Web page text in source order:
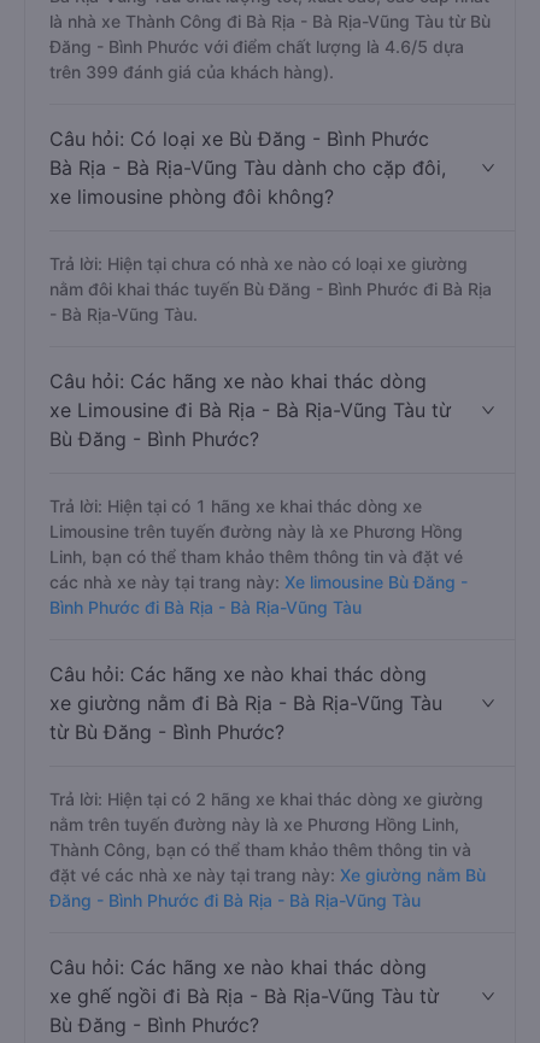
là nhà xe Thành Công đi Bà Rịa - Bà Rịa-Vũng Tàu từ Bù
Đăng - Bình Phước với điểm chất lượng là 4.6/5 dựa
trên 399 đánh giá của khách hàng).
Câu hỏi: Có loại xe Bù Đăng - Bình Phước
Bà Rịa - Bà Rịa-Vũng Tàu dành cho cặp đôi,
xe limousine phòng đôi không?
Trả lời: Hiện tại chưa có nhà xe nào có loại xe giường
nằm đôi khai thác tuyến Bù Đăng - Bình Phước đi Bà Rịa
- Bà Rịa-Vũng Tàu.
Câu hỏi: Các hãng xe nào khai thác dòng
xe Limousine đi Bà Rịa - Bà Rịa-Vũng Tàu từ
Bù Đăng - Bình Phước?
Trả lời: Hiện tại có 1 hãng xe khai thác dòng xe
Limousine trên tuyến đường này là xe Phương Hồng
Linh, bạn có thể tham khảo thêm thông tin và đặt vé
các nhà xe này tại trang này: Xe limousine Bù Đăng -
Bình Phước đi Bà Rịa - Bà Rịa-Vũng Tàu
Câu hỏi: Các hãng xe nào khai thác dòng
xe giường nằm đi Bà Rịa - Bà Rịa-Vũng Tàu
từ Bù Đăng - Bình Phước?
Trả lời: Hiện tại có 2 hãng xe khai thác dòng xe giường
nằm trên tuyến đường này là xe Phương Hồng Linh,
Thành Công, bạn có thể tham khảo thêm thông tin và
đặt vé các nhà xe này tại trang này: Xe giường nằm Bù
Đăng - Bình Phước đi Bà Rịa - Bà Rịa-Vũng Tàu
Câu hỏi: Các hãng xe nào khai thác dòng
xe ghế ngồi đi Bà Rịa - Bà Rịa-Vũng Tàu từ
Bù Đăng - Bình Phước?